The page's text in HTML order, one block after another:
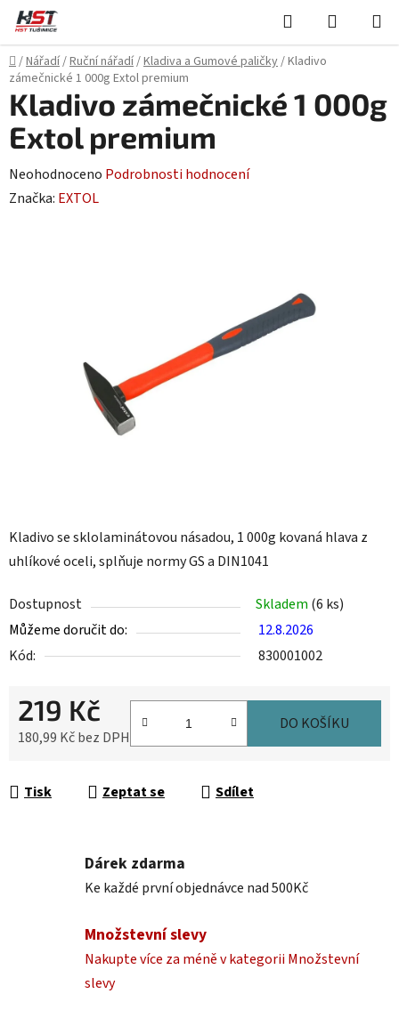
Přejít
obsah
Hledat
KOŠÍK
Domů
/Nářadí/Ruční nářadí/Kladiva a Gumové paličky/Kladivo
zámečnické 1 000g Extol premium
Kladivo se sklolaminátovou násadou, 1 000g kovaná hlava z
uhlíkové oceli, splňuje normy GS a DIN1041
Dostupnost Skladem (6 ks)
Můžeme doručit do:
12.8.2026
Kód:
830001002
219 Kč
180,99 Kč bez DPH
DO KOŠÍKU
Tisk Zeptat se Sdílet
Kladivo zámečnické 1 000g
Extol premium
Průměrné
hodnocení
Neohodnoceno Podrobnosti hodnocení
Značka: EXTOL
Dárek zdarma
Ke každé první objednávce nad 500Kč
Množstevní slevy
Nakupte více za méně v kategorii Množstevní
slevy